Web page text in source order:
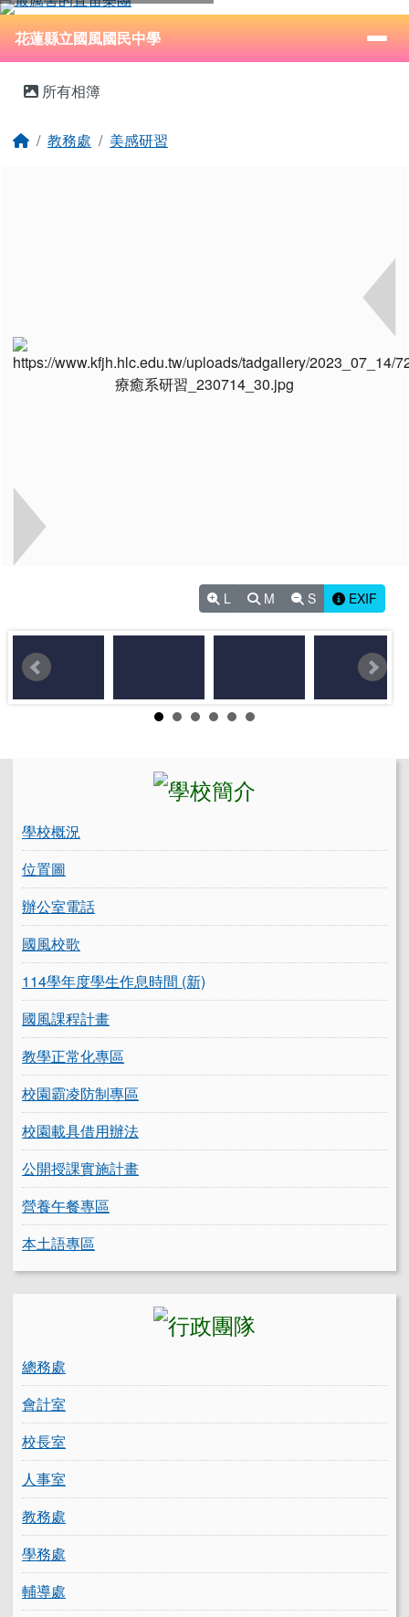
跳至主內容區
花蓮縣立國風國民中學
⏸
導覽列
花蓮縣立國風國民中學
所有相簿
回首頁
教務處 美感研習
L M S EXIF
學校概況
位置圖
辦公室電話
國風校歌
114學年度學生作息時間 (新)
國風課程計畫
教學正常化專區
校園霸凌防制專區
校園載具借用辦法
公開授課實施計畫
營養午餐專區
本土語專區
總務處
會計室
校長室
人事室
教務處
學務處
輔導處